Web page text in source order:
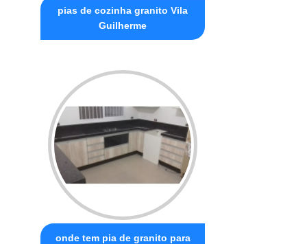
pias de cozinha granito Vila
Guilherme
onde tem pia de granito para